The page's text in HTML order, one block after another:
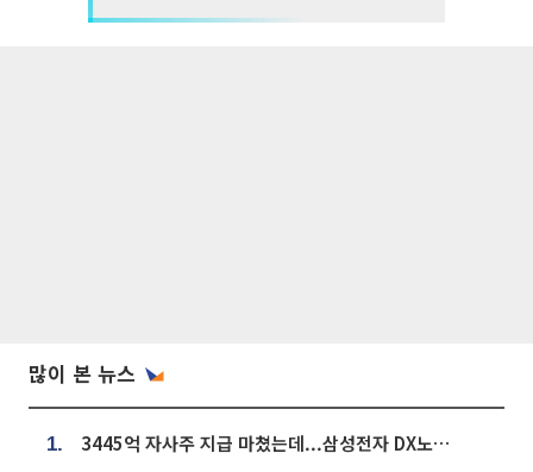
많이 본 뉴스
1. 3445억 자사주 지급 마쳤는데...삼성전자 DX노조, 뒤늦은 '떼쓰기 집회'